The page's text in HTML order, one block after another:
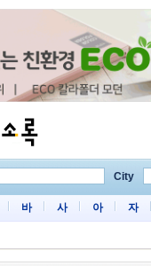
City
바 사 아 자